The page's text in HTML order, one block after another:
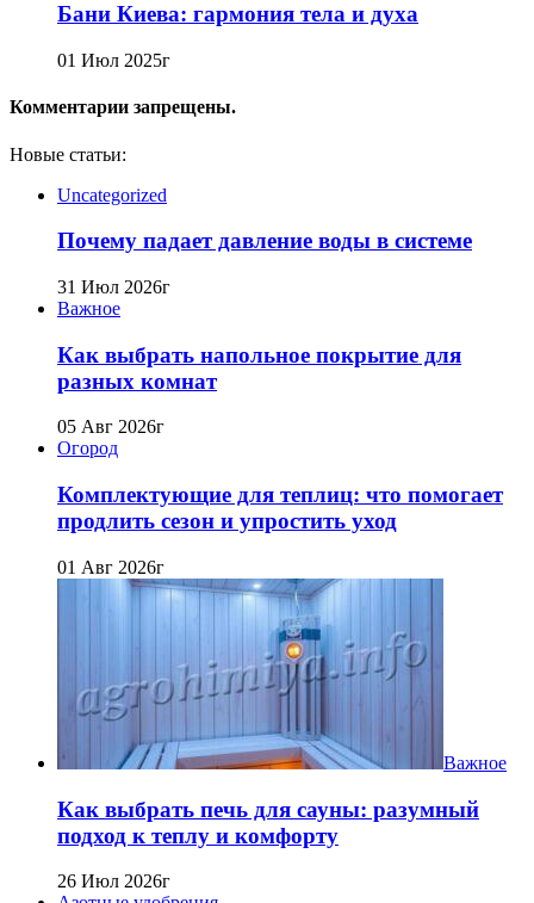
Бани Киева: гармония тела и духа
01 Июл 2025г
Комментарии запрещены.
Новые статьи:
Uncategorized
Почему падает давление воды в системе
31 Июл 2026г
Важное
Как выбрать напольное покрытие для
разных комнат
05 Авг 2026г
Огород
Комплектующие для теплиц: что помогает
продлить сезон и упростить уход
01 Авг 2026г
Важное
Как выбрать печь для сауны: разумный
подход к теплу и комфорту
26 Июл 2026г